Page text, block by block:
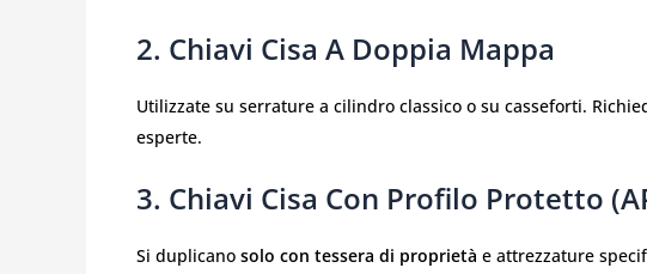
2. Chiavi Cisa A Doppia Mappa
Utilizzate su serrature a cilindro classico o su casseforti.
esperte.
3. Chiavi Cisa Con Profilo Protetto
Si duplicano solo con tessera di proprietà e attrezzature